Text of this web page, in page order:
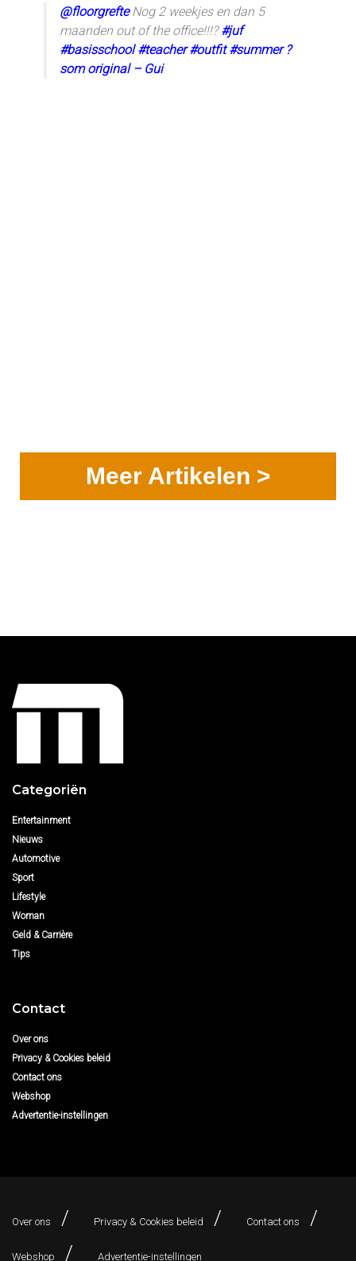
@floorgrefteNog 2 weekjes en dan 5
maanden out of the office!!!?#juf
#basisschool #teacher #outfit #summer ?
som original – Gui
Meer Artikelen >
Categoriën
Entertainment
Nieuws
Automotive
Sport
Lifestyle
Woman
Geld & Carrière
Tips
Contact
Over ons
Privacy & Cookies beleid
Contact ons
Webshop
Advertentie-instellingen
Over ons Privacy & Cookies beleid Contact ons
Webshop Advertentie-instellingen